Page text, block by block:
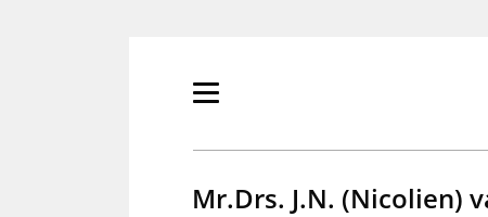
Primair
tonen/verbergen
Mr.Drs. J.N. (Nicolien)